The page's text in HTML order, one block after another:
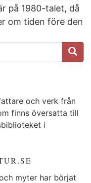
på 1980-talet, då
om tiden före den
och verk från
finns översatta till
i
myter har börjat